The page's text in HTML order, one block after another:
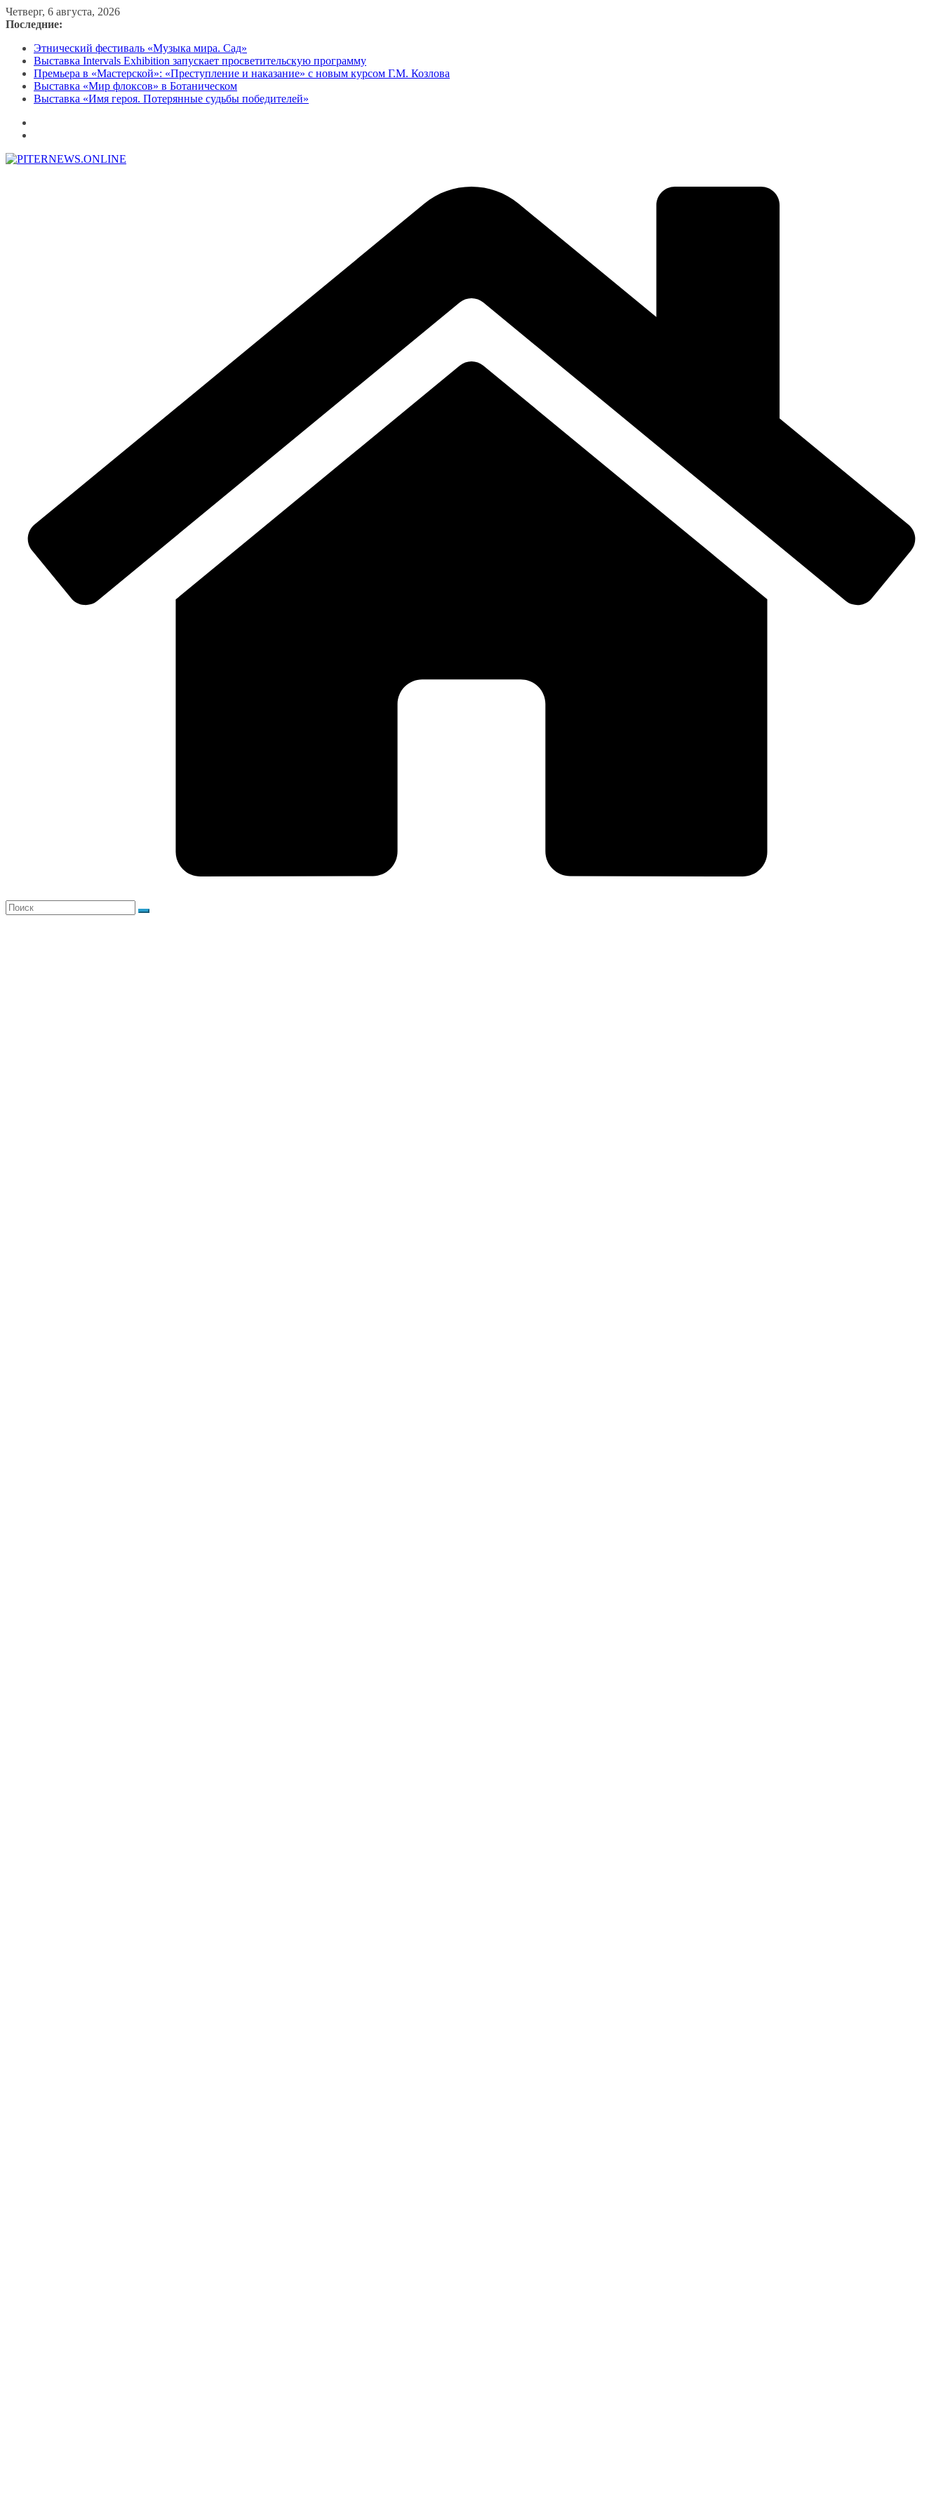
Перейти
к
Четверг, 6 августа, 2026
Последние:
Этнический фестиваль «Музыка мира. Сад»
Выставка Intervals Exhibition запускает просветительскую программу
Премьера в «Мастерской»: «Преступление и наказание» с новым курсом Г.М. Козлова
Выставка «Мир флоксов» в Ботаническом
Выставка «Имя героя. Потерянные судьбы победителей»